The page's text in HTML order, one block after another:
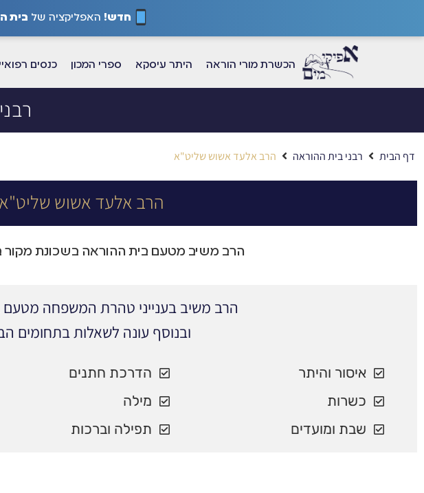
חדש! האפליקציה של בית
הכשרת מורי הוראה היתר עיסקא ספרי המכון כנסים
דף הבית רבני בית ההוראה הרב אלעד אשוש שליט"א
הרב אלעד אשוש שליט"א
הרב משיב מטעם בית ההוראה בשכונת מקור
הרב משיב בענייני טהרת המשפחה
ובנוסף עונה לשאלות בתחומים
איסור והיתר הדרכת חתנים
כשרות
מילה
שבת ומועדים
תפילה וברכות